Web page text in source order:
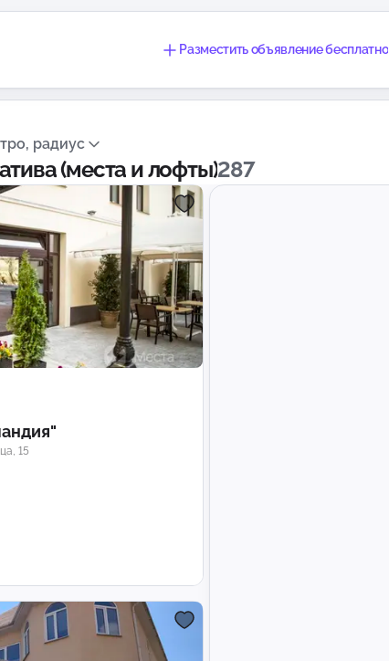
Разместить объявление бесплатно
радиус
(места и лофты)287
15